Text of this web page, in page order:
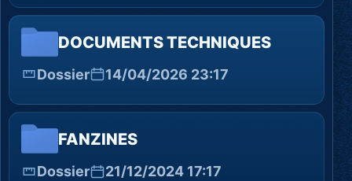
DOCUMENTS TECHNIQUES
Dossier 14/04/2026 23:17
FANZINES
Dossier 21/12/2024 17:17